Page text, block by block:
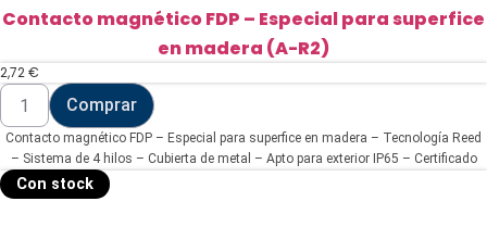
Contacto magnético FDP – Especial para superfice
en madera (A-R2)
2,72€
Contacto
magnético
FDP
Especial
para
superfice
Comprar
Contacto magnético FDP – Especial para superfice en madera – Tecnología Reed
– Sistema de 4 hilos – Cubierta de metal – Apto para exterior IP65 – Certificado
Con stock